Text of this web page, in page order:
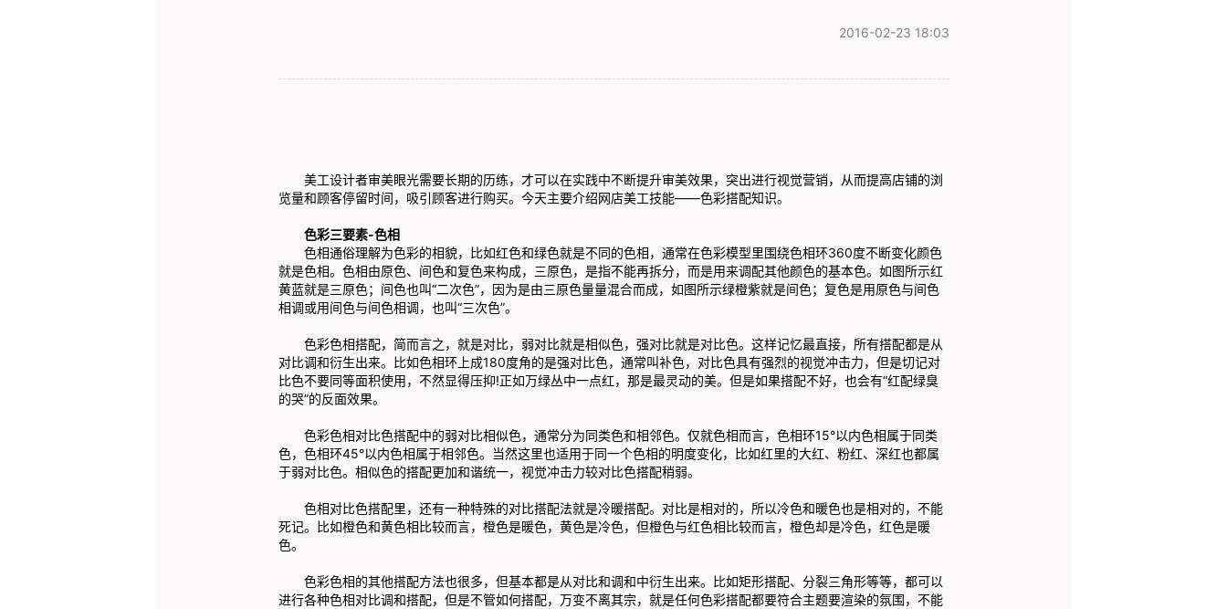
2016-02-23 18:03
美工设计者审美眼光需要长期的历练，才可以在实践中不断提升审美效果，突出进行视觉营销，从而提高店铺的浏
览量和顾客停留时间，吸引顾客进行购买。今天主要介绍网店美工技能——色彩搭配知识。
色彩三要素-色相
色相通俗理解为色彩的相貌，比如红色和绿色就是不同的色相，通常在色彩模型里围绕色相环360度不断变化颜色
就是色相。色相由原色、间色和复色来构成，三原色，是指不能再拆分，而是用来调配其他颜色的基本色。如图所示红
黄蓝就是三原色；间色也叫“二次色”，因为是由三原色量量混合而成，如图所示绿橙紫就是间色；复色是用原色与间色
相调或用间色与间色相调，也叫“三次色”。
色彩色相搭配，简而言之，就是对比，弱对比就是相似色，强对比就是对比色。这样记忆最直接，所有搭配都是从
对比调和衍生出来。比如色相环上成180度角的是强对比色，通常叫补色，对比色具有强烈的视觉冲击力，但是切记对
比色不要同等面积使用，不然显得压抑!正如万绿丛中一点红，那是最灵动的美。但是如果搭配不好，也会有“红配绿臭
的哭”的反面效果。
色彩色相对比色搭配中的弱对比相似色，通常分为同类色和相邻色。仅就色相而言，色相环15°以内色相属于同类
色，色相环45°以内色相属于相邻色。当然这里也适用于同一个色相的明度变化，比如红里的大红、粉红、深红也都属
于弱对比色。相似色的搭配更加和谐统一，视觉冲击力较对比色搭配稍弱。
色相对比色搭配里，还有一种特殊的对比搭配法就是冷暖搭配。对比是相对的，所以冷色和暖色也是相对的，不能
死记。比如橙色和黄色相比较而言，橙色是暖色，黄色是冷色，但橙色与红色相比较而言，橙色却是冷色，红色是暖
色。
色彩色相的其他搭配方法也很多，但基本都是从对比和调和中衍生出来。比如矩形搭配、分裂三角形等等，都可以
进行各种色相对比调和搭配，但是不管如何搭配，万变不离其宗，就是任何色彩搭配都要符合主题要渲染的氛围，不能